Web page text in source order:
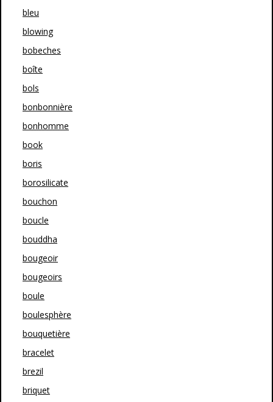
bleu
blowing
bobeches
boîte
bols
bonbonnière
bonhomme
book
boris
borosilicate
bouchon
boucle
bouddha
bougeoir
bougeoirs
boule
boulesphère
bouquetière
bracelet
brezil
briquet